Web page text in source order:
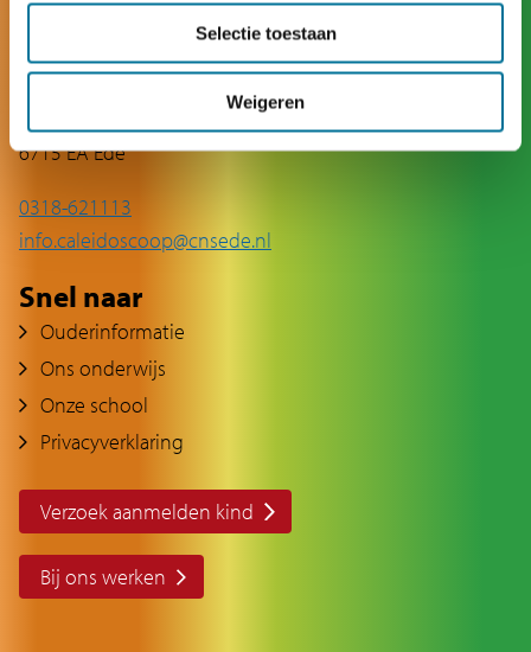
Selectie toestaan
Weigeren
Contact
6715 EA Ede
0318-621113
info.caleidoscoop@cnsede.nl
Snel naar
Ouderinformatie
Ons onderwijs
Onze school
Privacyverklaring
Verzoek aanmelden kind
Bij ons werken